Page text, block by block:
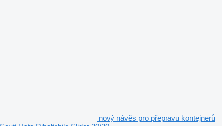
nový návěs pro přepravu kontejnerů